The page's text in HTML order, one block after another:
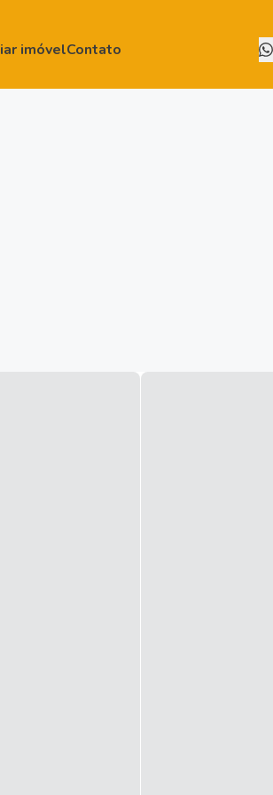
imóvelContato